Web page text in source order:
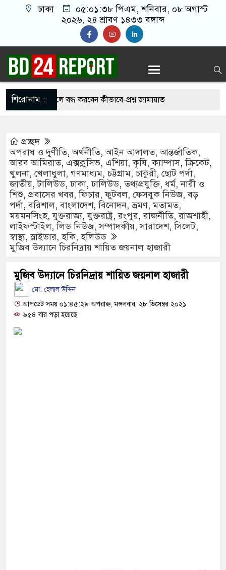
ঢাকা ০৫:০১:৩৯ পিএম, শনিবার, ০৮ অগাস্ট
২০২৬, ২৪ শ্রাবণ ১৪৩৩ বঙ্গাব্দ
শিরোনাম ::
চাঁদাবাজি করলে বন্ধ করবেন কীভাবে-প্রশ্ন জামায়াত
মুসলিম দেশগুলোকে তাদের বিরুদ্ধে ঐক্যবদ্ধ
প্রতিরক্ষামন্ত্রী
জীবন বাজি রেখে বাংলাদেশকে নতুন করে স্বাধীন
বেসরকারীকরণ লুটপাটের নতুন লাইসেন্স: জামায়াত
সালাহউদ্দিন আহমদকে গুম করা হয়েছিল, জানালো
কারো পৈতৃক সম্পত্তি নয়: ইশরাক হোসেন
শিক্ষার্থীর রহস্যজনক মৃত্যু, পরিবারের দাবি হত্যা
প্রচ্ছদ
অপরাধ ও দুর্ণীতি,অর্থনীতি,আইন আদালত,আন্তর্জাতিক,
আরব আমিরাত, এক্সক্লুসিভ, এশিয়া,কৃষি,ক্যাম্পাস,ক্রিকেট,
খুলনা, খেলাধুলা, গণমাধ্যম,চট্টগ্রাম,চাকুরী, ছোট পর্দা,
জাতীয়,টালিউড,ঢাকা,ঢালিউড,তথ্যপ্রযুক্তি, ধর্ম,নারী ও
শিশু, প্রবাসের খবর,ফিচার,ফুটবল, ফেসবুক নিউজ,বড়
পর্দা,বরিশাল,বাংলাদেশ,বিনোদন,ভ্রমণ,মতামত,
ময়মনসিংহ,যুক্তরাজ্য,যুক্তরাষ্ট্র,রংপুর,রাজনীতি,রাজশাহী,
লাইফস্টাইল,লিড নিউজ,সম্পাদকীয়,সারাদেশ,সিলেট,
স্বাস্থ্য,স্লাইডার,হকি,হলিউড
মুজিব উদ্যানে চিরনিদ্রায় শায়িত জয়নাল হাজারী
মুজিব উদ্যানে চিরনিদ্রায় শায়িত জয়নাল হাজারী
মো: হেলাল উদ্দিন
আপডেট সময় ০১:৪৫:২৯ অপরাহ্ন, মঙ্গলবার, ২৮ ডিসেম্বর ২০২১
৬৫৪ বার পড়া হয়েছে